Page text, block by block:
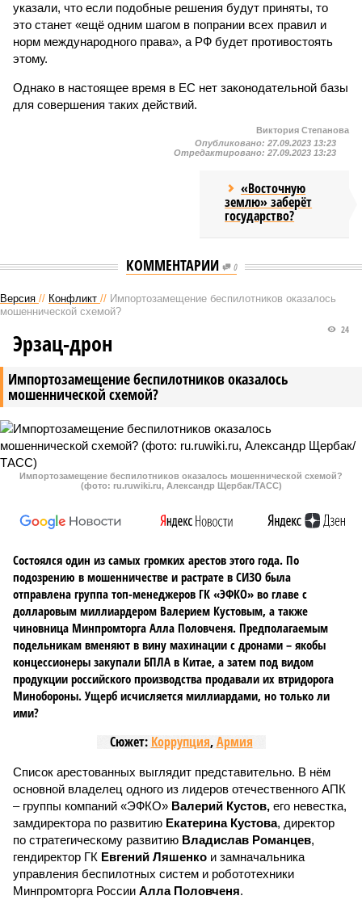
указали, что если подобные решения будут приняты, то
это станет «ещё одним шагом в попрании всех правил и
норм международного права», а РФ будет противостоять
этому.
Однако в настоящее время в ЕС нет законодательной базы
для совершения таких действий.
Виктория Степанова
Опубликовано: 27.09.2023 13:23
Отредактировано: 27.09.2023 13:23
«Восточную
землю» заберёт
государство?
КОММЕНТАРИИ 0
Версия // Конфликт // Импортозамещение беспилотников оказалось
мошеннической схемой?
Импортозамещение беспилотников оказалось
мошеннической схемой?
24
Эрзац-дрон
Импортозамещение беспилотников оказалось мошеннической схемой?
(фото: ru.ruwiki.ru, Александр Щербак/ТАСС)
Состоялся один из самых громких арестов этого года. По
подозрению в мошенничестве и растрате в СИЗО была
отправлена группа топ-менеджеров ГК «ЭФКО» во главе с
долларовым миллиардером Валерием Кустовым, а также
чиновница Минпромторга Алла Половченя. Предполагаемым
подельникам вменяют в вину махинации с дронами – якобы
концессионеры закупали БПЛА в Китае, а затем под видом
продукции российского производства продавали их втридорога
Минобороны. Ущерб исчисляется миллиардами, но только ли
ими?
Сюжет: Коррупция,Армия
Список арестованных выглядит представительно. В нём
основной владелец одного из лидеров отечественного АПК
– группы компаний «ЭФКО» Валерий Кустов, его невестка,
замдиректора по развитию Екатерина Кустова, директор
по стратегическому развитию Владислав Романцев,
гендиректор ГК Евгений Ляшенко и замначальника
управления беспилотных систем и робототехники
Минпромторга России Алла Половченя.